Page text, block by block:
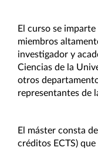
El curso se
miembros
investigador y
Ciencias de la
otros
representantes de
El máster consta
créditos ECTS)